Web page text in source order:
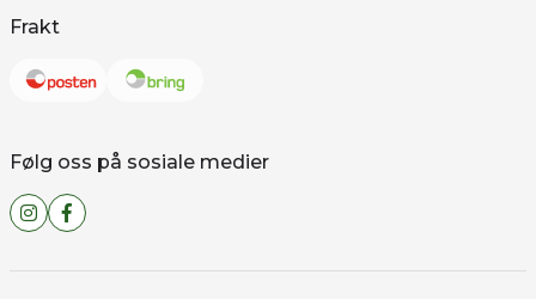
Frakt
Følg oss på sosiale medier